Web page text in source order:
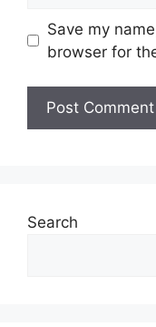
Save my
browser for
Search